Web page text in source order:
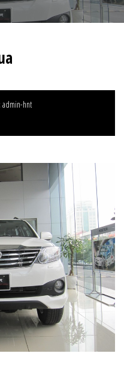
admin-hnt